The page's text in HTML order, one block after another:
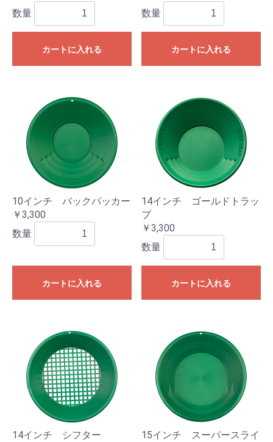
数量
カートに入れる
数量
カートに入れる
10インチ バックパッカー
￥3,300
数量
カートに入れる
14インチ ゴールドトラッ
プ
￥3,300
数量
カートに入れる
14インチ シフター
15インチ スーパースライ